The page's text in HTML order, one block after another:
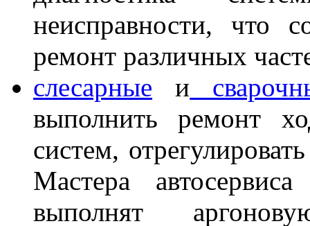
неисправности, что
ремонт различных
слесарные и
выполнить ремонт
систем,
Мастера
выполнят